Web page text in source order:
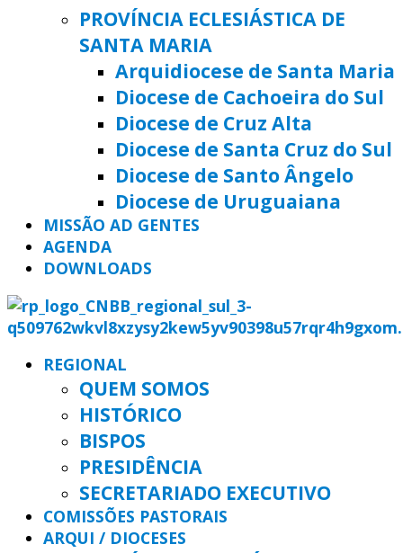
PROVÍNCIA ECLESIÁSTICA DE
SANTA MARIA
Arquidiocese de Santa Maria
Diocese de Cachoeira do Sul
Diocese de Cruz Alta
Diocese de Santa Cruz do Sul
Diocese de Santo Ângelo
Diocese de Uruguaiana
MISSÃO AD GENTES
AGENDA
DOWNLOADS
REGIONAL
QUEM SOMOS
HISTÓRICO
BISPOS
PRESIDÊNCIA
SECRETARIADO EXECUTIVO
COMISSÕES PASTORAIS
ARQUI / DIOCESES